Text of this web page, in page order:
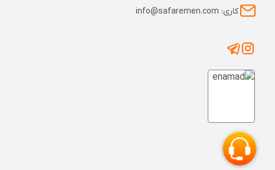
کاری: info@safaremen.com